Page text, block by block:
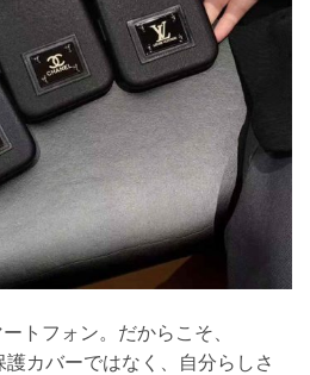
トフォン。だからこそ、
カバーではなく、自分らしさ